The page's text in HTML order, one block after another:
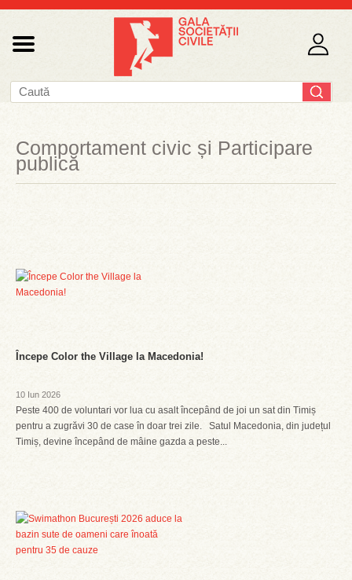
Comportament civic și Participare
publică
Începe Color the Village la Macedonia!
10 Iun 2026
Peste 400 de voluntari vor lua cu asalt începând de joi un sat din Timiș
pentru a zugrăvi 30 de case în doar trei zile. Satul Macedonia, din județul
Timiș, devine începând de mâine gazda a peste...